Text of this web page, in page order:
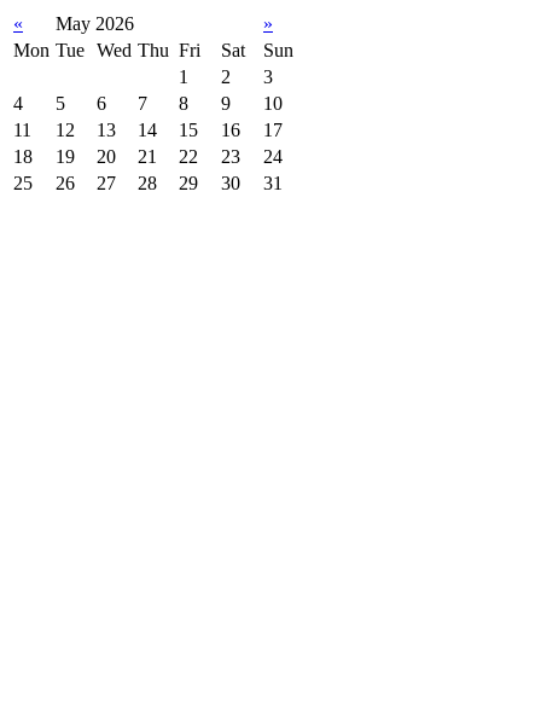
« May 2026
»
Mon Tue Wed Thu Fri Sat
Sun
1
2
3
4
5 6 7 8 9
10
11
12 13 14 15 16
17
18
19 20 21 22 23
24
25
26 27 28 29 30 31